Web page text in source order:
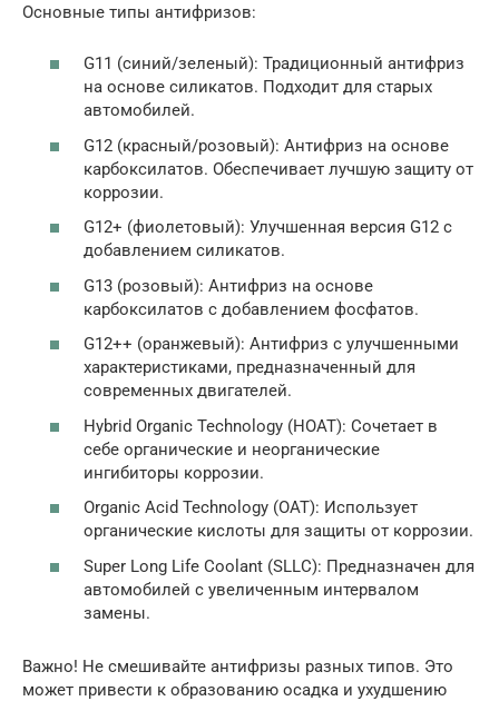
Основные типы антифризов:
G11 (синий/зеленый): Традиционный антифриз
на основе силикатов. Подходит для старых
автомобилей.
G12 (красный/розовый): Антифриз на основе
карбоксилатов. Обеспечивает лучшую защиту от
коррозии.
G12+ (фиолетовый): Улучшенная версия G12 с
добавлением силикатов.
G13 (розовый): Антифриз на основе
карбоксилатов с добавлением фосфатов.
G12++ (оранжевый): Антифриз с улучшенными
характеристиками, предназначенный для
современных двигателей.
Hybrid Organic Technology (HOAT): Сочетает в
себе органические и неорганические
ингибиторы коррозии.
Organic Acid Technology (OAT): Использует
органические кислоты для защиты от коррозии.
Super Long Life Coolant (SLLC): Предназначен для
автомобилей с увеличенным интервалом
замены.
Важно! Не смешивайте антифризы разных типов. Это
может привести к образованию осадка и ухудшению